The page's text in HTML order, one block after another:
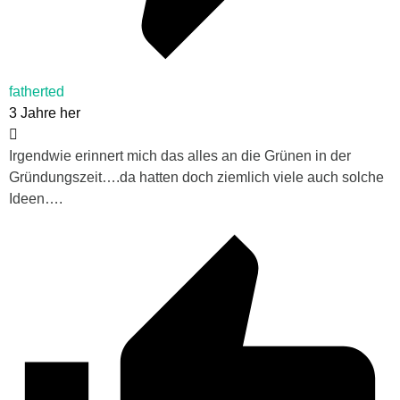
fatherted
3 Jahre her
Irgendwie erinnert mich das alles an die Grünen in der
Gründungszeit….da hatten doch ziemlich viele auch solche
Ideen….